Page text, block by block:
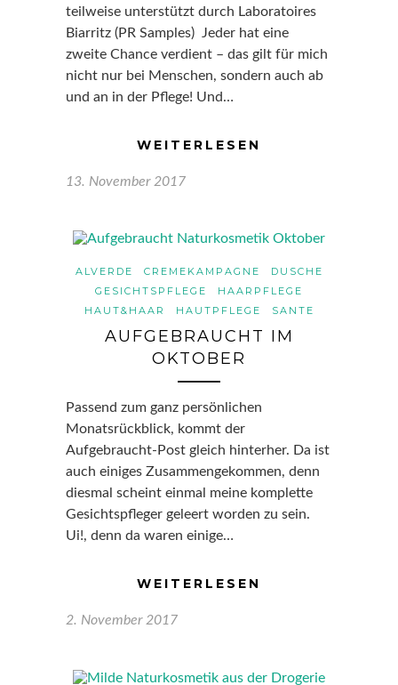
teilweise unterstützt durch Laboratoires
Biarritz (PR Samples) Jeder hat eine
zweite Chance verdient – das gilt für mich
nicht nur bei Menschen, sondern auch ab
und an in der Pflege! Und…
WEITERLESEN
13. November 2017
ALVERDE CREMEKAMPAGNE
DUSCHE
GESICHTSPFLEGE
HAARPFLEGE
HAUT&HAAR
HAUTPFLEGE SANTE
AUFGEBRAUCHT IM
OKTOBER
Passend zum ganz persönlichen
Monatsrückblick, kommt der
Aufgebraucht-Post gleich hinterher. Da ist
auch einiges Zusammengekommen, denn
diesmal scheint einmal meine komplette
Gesichtspfleger geleert worden zu sein.
Ui!, denn da waren einige…
WEITERLESEN
2. November 2017